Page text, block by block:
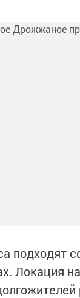
подходят
Локация